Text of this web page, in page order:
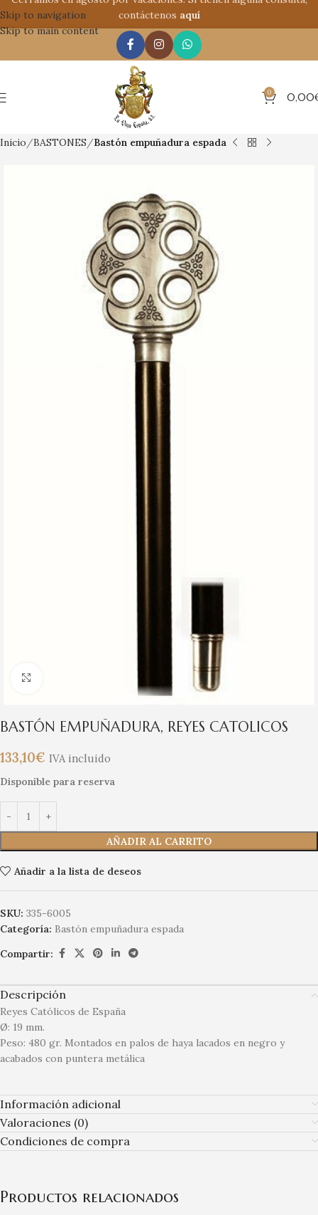
Skip to navigation
Skip to main content
0 0,00
Inicio BASTONES Bastón empuñadura espada
BASTÓN EMPUÑADURA, REYES CATOLICOS
133,10€ IVA incluido
Disponible para reserva
AÑADIR AL CARRITO
Añadir a la lista de deseos
SKU: 335-6005
Categoría: Bastón empuñadura espada
Compartir:
Descripción
Reyes Católicos de España
Ø: 19 mm.
Peso: 480 gr. Montados en palos de haya lacados en negro y
acabados con puntera metálica
Información adicional
Valoraciones (0)
Condiciones de compra
Productos relacionados
contáctenos aquí